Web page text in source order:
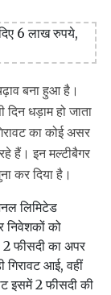
बना हुआ है।
धड़ाम हो जाता
का कोई असर
हैं। इन मल्टीबैगर
कर दिया है।
लिमिटेड
को
फीसदी का अपर
गिरावट आई, वहीं
इसमें 2 फीसदी की